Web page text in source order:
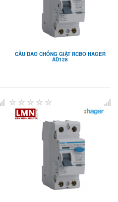
CẦU DAO CHỐNG GIẬT RCBO HAGER
AD128